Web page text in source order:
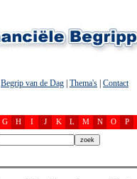
Begrip van de Dag Thema's Contact
G H I J K L M N O P